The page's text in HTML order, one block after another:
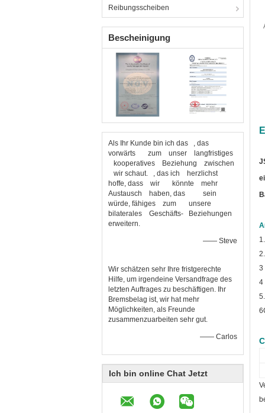
Reibungsscheiben
Bescheinigung
Als Ihr Kunde bin ich das , das
vorwärts zum unser langfristiges
kooperatives Beziehung zwischen
wir schaut. , das ich herzlichst
hoffe, dass wir könnte mehr
Austausch haben, das sein
würde, fähiges zum unsere
bilaterales Geschäfts- Beziehungen
erweitern.
—— Steve
Wir schätzen sehr Ihre fristgerechte
Hilfe, um irgendeine Versandfrage des
letzten Auftrages zu beschäftigen. Ihr
Bremsbelag ist, wir hat mehr
Möglichkeiten, als Freunde
zusammenzuarbeiten sehr gut.
—— Carlos
Ich bin online Chat Jetzt
3
4